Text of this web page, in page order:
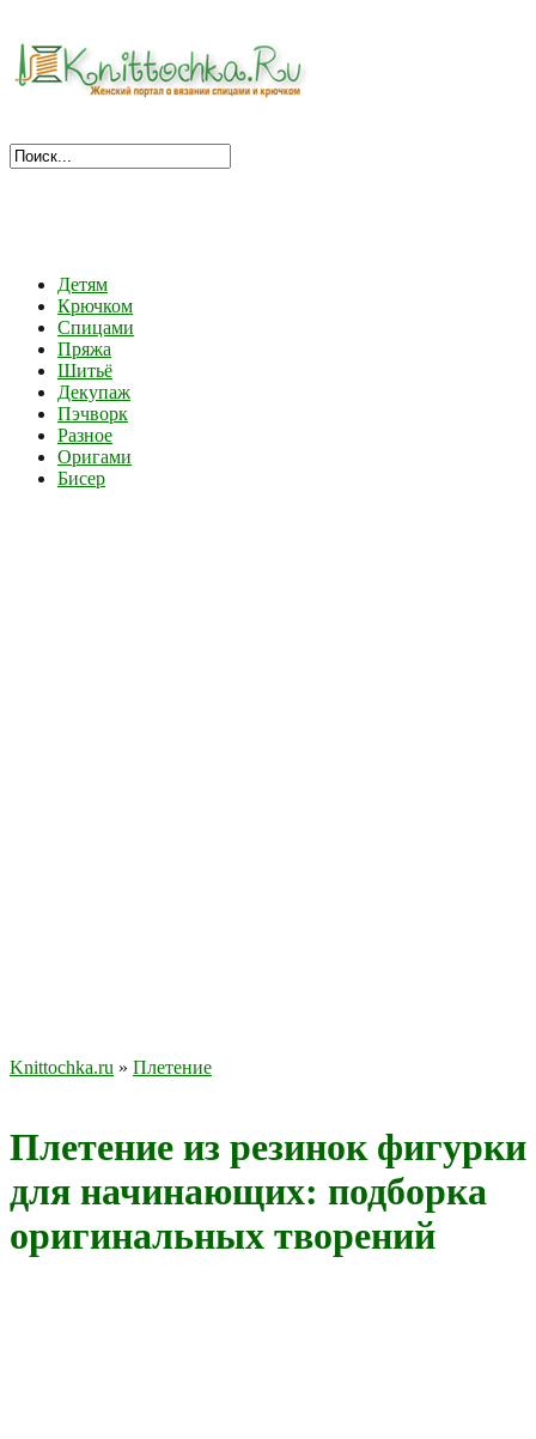
Детям
Крючком
Спицами
Пряжа
Шитьё
Декупаж
Пэчворк
Разное
Оригами
Бисер
Knittochka.ru » Плетение
Плетение из резинок фигурки
для начинающих: подборка
оригинальных творений